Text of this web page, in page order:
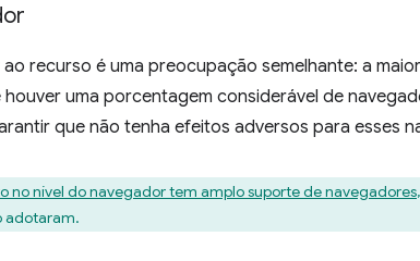
recurso é uma preocupação semelhante: a
uma porcentagem considerável de
que não tenha efeitos adversos para esses
no nível do navegador tem amplo suporte de navegadores
adotaram.